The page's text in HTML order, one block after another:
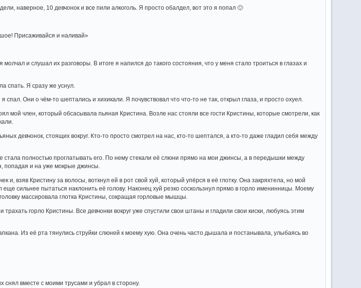
наверное, 10 девчонок и все пили алкоголь. Я просто обалдел, вот это я попал 🙂
Присаживайся и наливай»
и слушал их разговоры. В итоге я напился до такого состояния, что у меня стало троиться в глазах и
спать. Я сразу же уснул.
Они о чём-то шептались и хихикали. Я почувствовал что что-то не так, открыл глаза, и просто охуел.
мой член, который обсасывала пьяная Кристина. Возле нас стояли все гости Кристины, которые смотрели, как
девчонок, стоящих вокруг. Кто-то просто смотрел на нас, кто-то шептался, а кто-то даже гладил себя между
стала полностью проглатывать его. По нему стекали её слюни прямо на мои джинсы, а в передышки между
попадая и на уже мокрые джинсы.
и, взяв Кристину за волосы, воткнул ей в рот свой хуй, который упёрся в её глотку. Она закряхтела, но мой
еще сильнее пытаться наклонить её голову. Наконец хуй резко соскользнул прямо в горло именинницы. Моему
массировала глотка Кристины, сокращая горловые мышцы.
горло Кристины. Все девчонки вокруг уже спустили свои штаны и гладили свои киски, любуясь этим
Из её рта тянулись струйки слюней к моему хую. Она очень часто дышала и постанывала, улыбаясь во
вместе с моими трусами и убрал в сторону.